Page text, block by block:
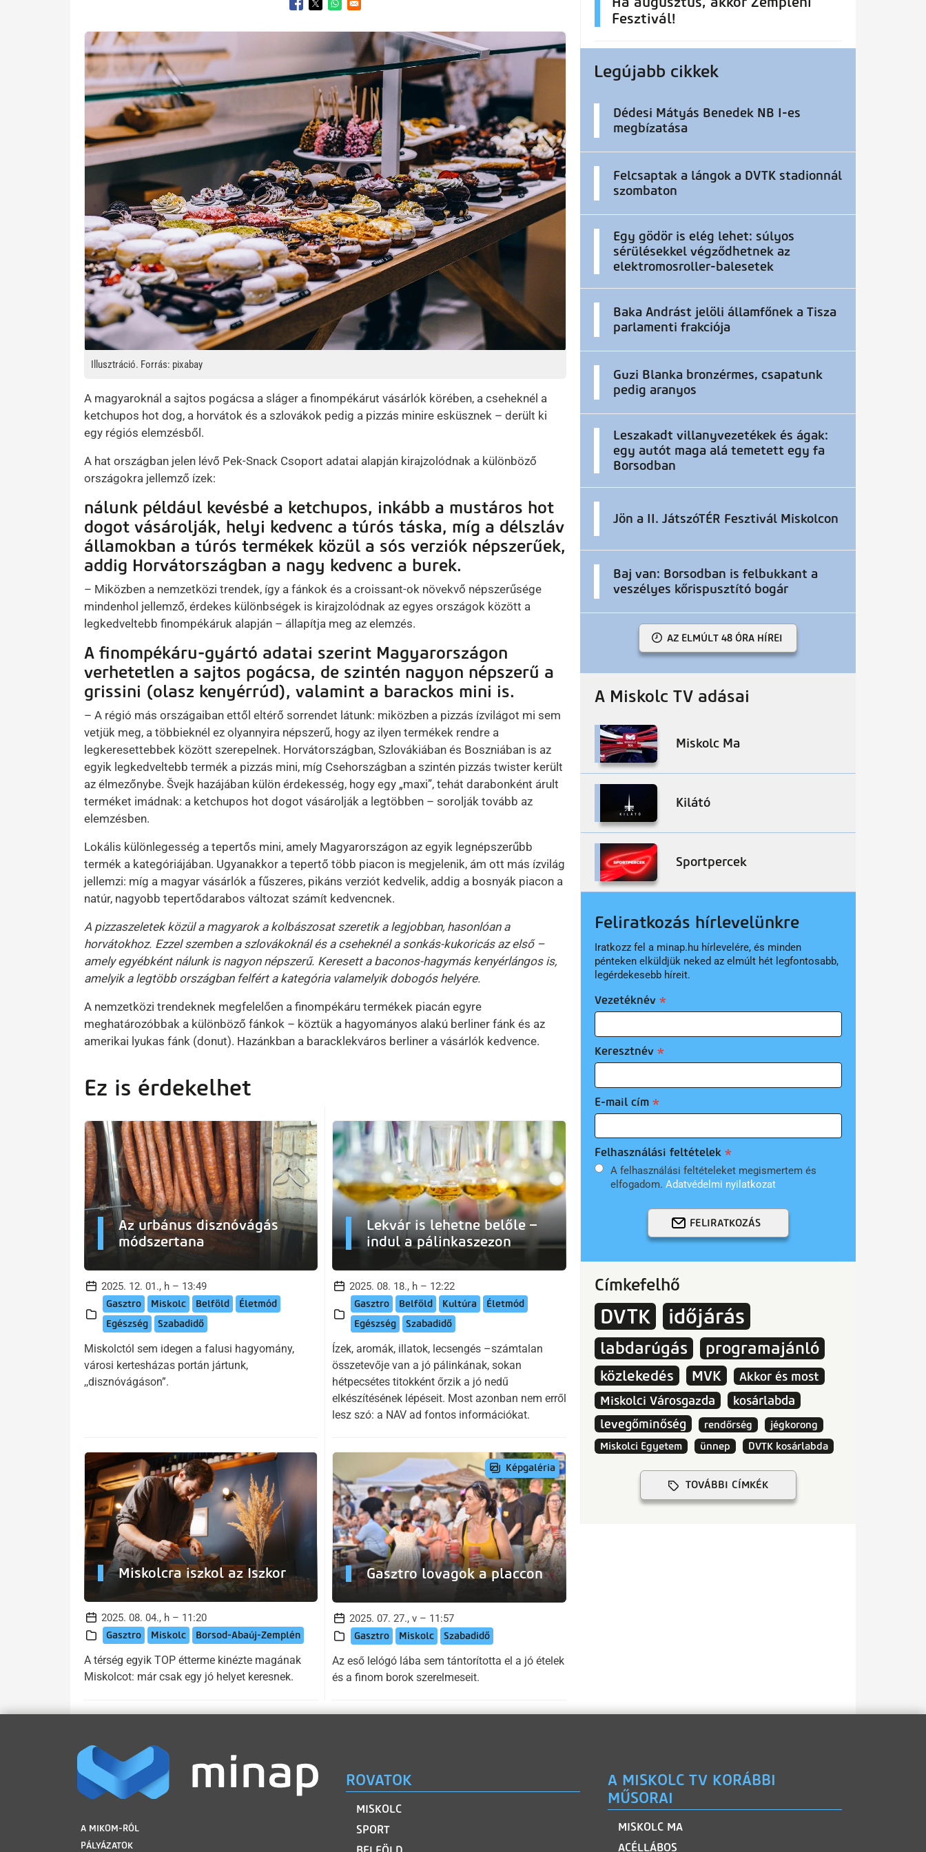
Opens in a new window
Opens in a new window
Opens in a new window
Kép
Illusztráció. Forrás: pixabay
A magyaroknál a sajtos pogácsa a sláger a finompékárut vásárlók körében, a cseheknél a
ketchupos hot dog, a horvátok és a szlovákok pedig a pizzás minire esküsznek – derült ki
egy régiós elemzésből.
A hat országban jelen lévő Pek-Snack Csoport adatai alapján kirajzolódnak a különböző
országokra jellemző ízek:
nálunk például kevésbé a ketchupos, inkább a mustáros hot
dogot vásárolják, helyi kedvenc a túrós táska, míg a délszláv
államokban a túrós termékek közül a sós verziók népszerűek,
addig Horvátországban a nagy kedvenc a burek.
– Miközben a nemzetközi trendek, így a fánkok és a croissant-ok növekvő népszerűsége
mindenhol jellemző, érdekes különbségek is kirajzolódnak az egyes országok között a
legkedveltebb finompékáruk alapján – állapítja meg az elemzés.
A finompékáru-gyártó adatai szerint Magyarországon
verhetetlen a sajtos pogácsa, de szintén nagyon népszerű a
grissini (olasz kenyérrúd), valamint a barackos mini is.
– A régió más országaiban ettől eltérő sorrendet látunk: miközben a pizzás ízvilágot mi sem
vetjük meg, a többieknél ez olyannyira népszerű, hogy az ilyen termékek rendre a
legkeresettebbek között szerepelnek. Horvátországban, Szlovákiában és Boszniában is az
egyik legkedveltebb termék a pizzás mini, míg Csehországban a szintén pizzás twister került
az élmezőnybe. Švejk hazájában külön érdekesség, hogy egy „maxi”, tehát darabonként árult
terméket imádnak: a ketchupos hot dogot vásárolják a legtöbben – sorolják tovább az
elemzésben.
Lokális különlegesség a tepertős mini, amely Magyarországon az egyik legnépszerűbb
termék a kategóriájában. Ugyanakkor a tepertő több piacon is megjelenik, ám ott más ízvilág
jellemzi: míg a magyar vásárlók a fűszeres, pikáns verziót kedvelik, addig a bosnyák piacon a
natúr, nagyobb tepertődarabos változat számít kedvencnek.
A pizzaszeletek közül a magyarok a kolbászosat szeretik a legjobban, hasonlóan a
horvátokhoz. Ezzel szemben a szlovákoknál és a cseheknél a sonkás-kukoricás az első –
amely egyébként nálunk is nagyon népszerű. Keresett a baconos-hagymás kenyérlángos is,
amelyik a legtöbb országban felfért a kategória valamelyik dobogós helyére.
A nemzetközi trendeknek megfelelően a finompékáru termékek piacán egyre
meghatározóbbak a különböző fánkok – köztük a hagyományos alakú berliner fánk és az
amerikai lyukas fánk (donut). Hazánkban a baracklekváros berliner a vásárlók kedvence.
Ez is érdekelhet
Az urbánus disznóvágás
módszertana
2025. 12. 01., h – 13:49
Gasztro Miskolc Belföld
Életmód
Egészség
Szabadidő
Miskolctól sem idegen a falusi hagyomány,
városi kertesházas portán jártunk,
,,disznóvágáson”.
Lekvár is lehetne belőle –
indul a pálinkaszezon
2025. 08. 18., h – 12:22
Gasztro Belföld Kultúra
Életmód
Egészség
Szabadidő
Ízek, aromák, illatok, lecsengés –számtalan
összetevője van a jó pálinkának, sokan
hétpecsétes titokként őrzik a jó nedű
elkészítésének lépéseit. Most azonban nem erről
lesz szó: a NAV ad fontos információkat.
Miskolcra iszkol az Iszkor
2025. 08. 04., h – 11:20
Gasztro Miskolc Borsod-Abaúj-Zemplén
A térség egyik TOP étterme kinézte magának
Miskolcot: már csak egy jó helyet keresnek.
Képgaléria
Gasztro lovagok a placcon
2025. 07. 27., v – 11:57
Gasztro Miskolc Szabadidő
Az eső lelógó lába sem tántorította el a jó ételek
és a finom borok szerelmeseit.
Fesztivál!
Legújabb cikkek
Dédesi Mátyás Benedek NB I-es
megbízatása
Felcsaptak a lángok a DVTK stadionnál
szombaton
Egy gödör is elég lehet: súlyos
sérülésekkel végződhetnek az
elektromosroller-balesetek
Baka Andrást jelöli államfőnek a Tisza
parlamenti frakciója
Guzi Blanka bronzérmes, csapatunk
pedig aranyos
Leszakadt villanyvezetékek és ágak:
egy autót maga alá temetett egy fa
Borsodban
Jön a II. JátszóTÉR Fesztivál Miskolcon
Baj van: Borsodban is felbukkant a
veszélyes kőrispusztító bogár
AZ ELMÚLT 48 ÓRA HÍREI
A Miskolc TV adásai
Miskolc Ma
Kilátó
Sportpercek
Feliratkozás hírlevelünkre
Iratkozz fel a minap.hu hírlevelére, és minden
pénteken elküldjük neked az elmúlt hét legfontosabb,
legérdekesebb híreit.
Vezetéknév
Keresztnév
E-mail cím
Felhasználási feltételek
A felhasználási feltételeket megismertem és
elfogadom. Adatvédelmi nyilatkozat
FELIRATKOZÁS
Címkefelhő
DVTK időjárás
labdarúgás programajánló
közlekedés MVK
Akkor és most
Miskolci Városgazda
kosárlabda
levegőminőség
rendőrség
jégkorong
Miskolci Egyetem
ünnep DVTK kosárlabda
TOVÁBBI CÍMKÉK
LÁBLÉC
A MIKOM-RÓL
PÁLYÁZATOK
ROVATOK
MISKOLC
SPORT
A MISKOLC TV KORÁBBI
MŰSORAI
MISKOLC MA
ACÉLLÁBOS